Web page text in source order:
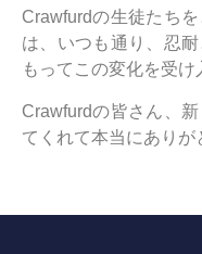
Crawfurdの生徒たち
は、いつも通り、忍
もってこの変化を受け
Crawfurdの皆さん、
てくれて本当にありが